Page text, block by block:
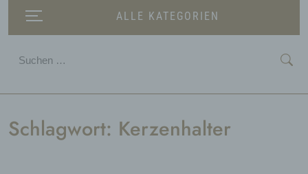
ALLE KATEGORIEN
Schlagwort: Kerzenhalter